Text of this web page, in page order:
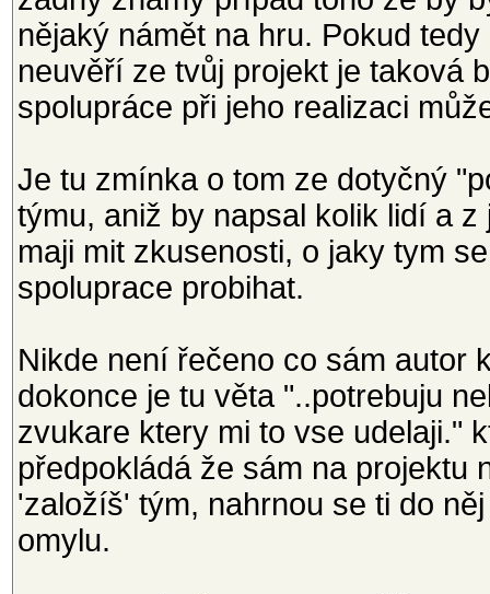
nějaký námět na hru. Pokud
neuvěří ze tvůj projekt je taková
spolupráce při jeho realizaci
Je tu zmínka o tom ze dotyčný
týmu, aniž by napsal kolik lidí a
maji mit zkusenosti, o jaky tym
spoluprace probihat.
Nikde není řečeno co sám autor
dokonce je tu věta "..potrebuju
zvukare ktery mi to vse udelaji."
předpokládá že sám na projektu
'založíš' tým, nahrnou se ti do
omylu.